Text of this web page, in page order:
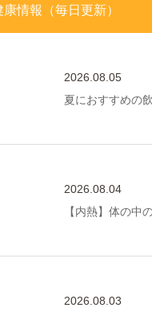
情報（毎日更新）
2026.08.05
夏におすすめの
2026.08.04
【内熱】体の中
2026.08.03